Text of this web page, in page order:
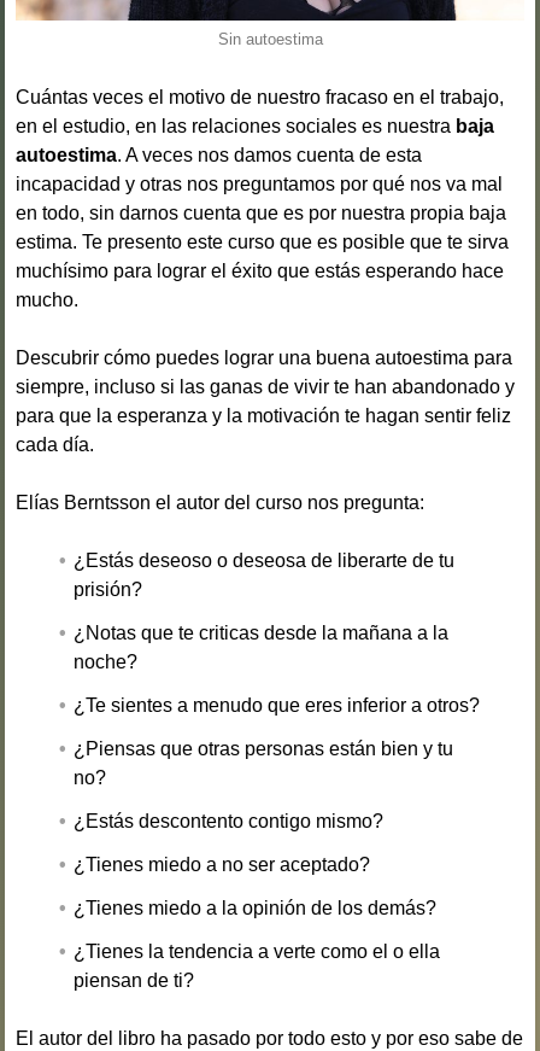
Sin autoestima
Cuántas veces el motivo de nuestro fracaso en el trabajo,
en el estudio, en las relaciones sociales es nuestra baja
autoestima. A veces nos damos cuenta de esta
incapacidad y otras nos preguntamos por qué nos va mal
en todo, sin darnos cuenta que es por nuestra propia baja
estima. Te presento este curso que es posible que te sirva
muchísimo para lograr el éxito que estás esperando hace
mucho.
Descubrir cómo puedes lograr una buena autoestima para
siempre, incluso si las ganas de vivir te han abandonado y
para que la esperanza y la motivación te hagan sentir feliz
cada día.
Elías Berntsson el autor del curso nos pregunta:
¿Estás deseoso o deseosa de liberarte de tu
prisión?
¿Notas que te criticas desde la mañana a la
noche?
¿Te sientes a menudo que eres inferior a otros?
¿Piensas que otras personas están bien y tu
no?
¿Estás descontento contigo mismo?
¿Tienes miedo a no ser aceptado?
¿Tienes miedo a la opinión de los demás?
¿Tienes la tendencia a verte como el o ella
piensan de ti?
El autor del libro ha pasado por todo esto y por eso sabe de